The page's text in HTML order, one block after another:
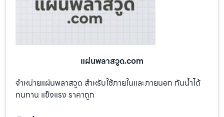
แผ่นพลาสวูด.com
จำหน่ายแผ่นพลาสวูด สำหรับใช้ภายในและภายนอก กันน้ำได้
ทนทาน แข็งแรง ราคาถูก